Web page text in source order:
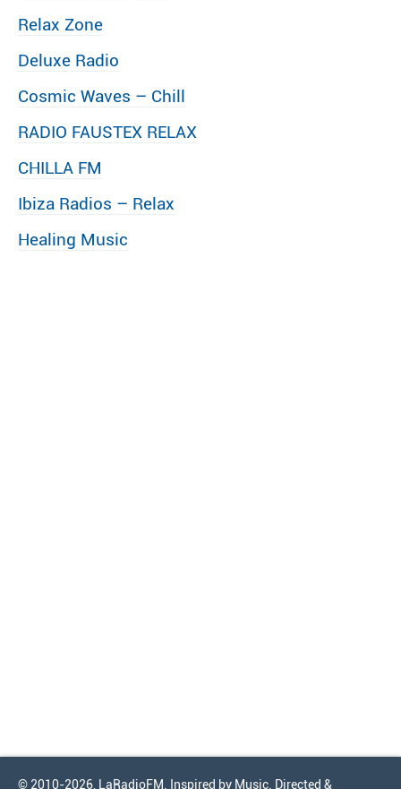
Relax Zone
Deluxe Radio
Cosmic Waves – Chill
RADIO FAUSTEX RELAX
CHILLA FM
Ibiza Radios – Relax
Healing Music
© 2010-2026, LaRadioFM. Inspired by Music. Directed &